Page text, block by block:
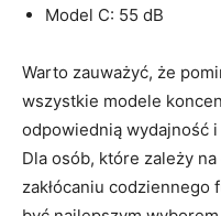
Model C: 55 dB
Warto zauważyć, że
wszystkie modele
odpowiednią wydajność
Dla osób, które zależy
zakłócaniu codziennego